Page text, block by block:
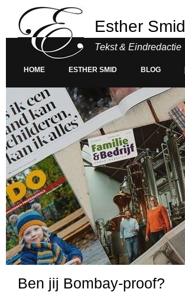
Esther Smid
Tekst & Eindredactie
HOME ESTHER SMID BLOG
Ben jij Bombay-proof?